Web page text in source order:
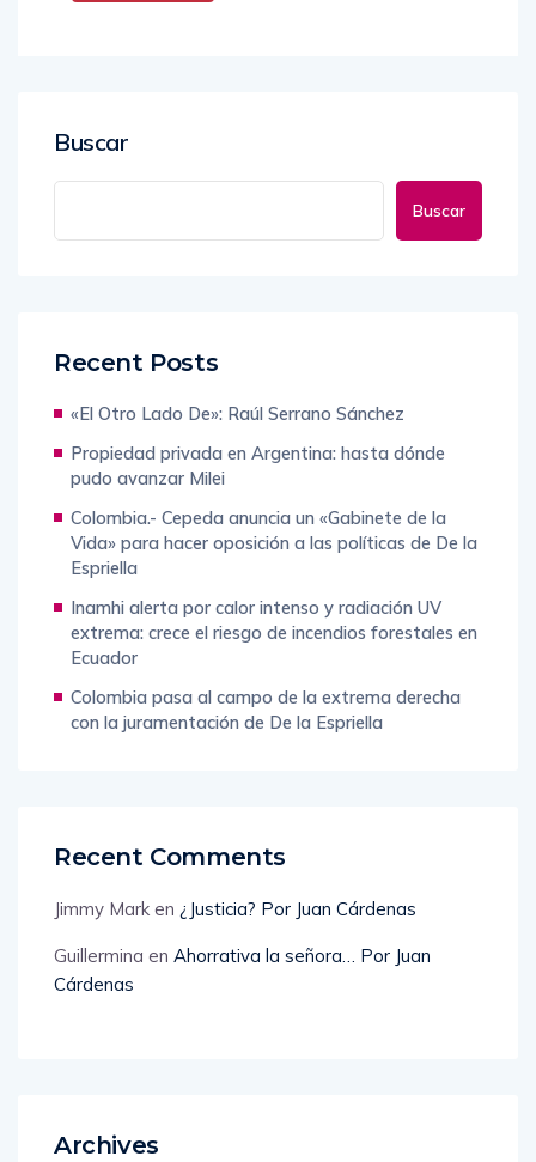
Buscar
Buscar
Recent Posts
«El Otro Lado De»: Raúl Serrano Sánchez
Propiedad privada en Argentina: hasta dónde
pudo avanzar Milei
Colombia.- Cepeda anuncia un «Gabinete de la
Vida» para hacer oposición a las políticas de De la
Espriella
Inamhi alerta por calor intenso y radiación UV
extrema: crece el riesgo de incendios forestales en
Ecuador
Colombia pasa al campo de la extrema derecha
con la juramentación de De la Espriella
Recent Comments
Jimmy Mark en ¿Justicia? Por Juan Cárdenas
Guillermina en Ahorrativa la señora… Por Juan
Cárdenas
Archives